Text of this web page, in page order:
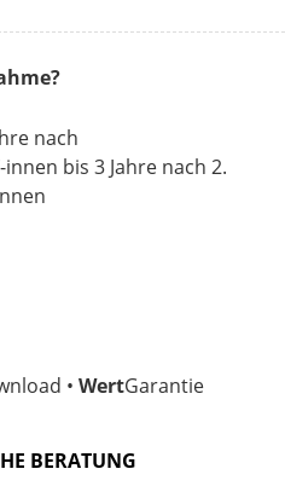
nach
bis 3 Jahre nach 2.
• WertGarantie
BERATUNG